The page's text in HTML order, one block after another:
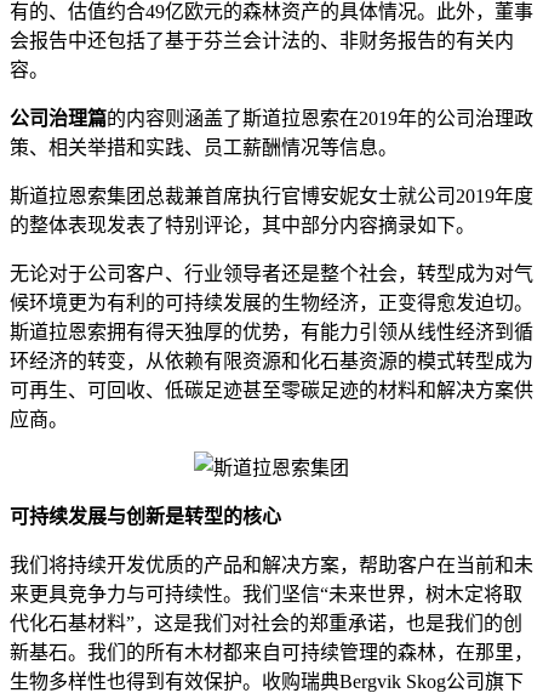
有的、估值约合49亿欧元的森林资产的具体情况。此外，董事
会报告中还包括了基于芬兰会计法的、非财务报告的有关内
容。
公司治理篇的内容则涵盖了斯道拉恩索在2019年的公司治理政
策、相关举措和实践、员工薪酬情况等信息。
斯道拉恩索集团总裁兼首席执行官博安妮女士就公司2019年度
的整体表现发表了特别评论，其中部分内容摘录如下。
无论对于公司客户、行业领导者还是整个社会，转型成为对气
候环境更为有利的可持续发展的生物经济，正变得愈发迫切。
斯道拉恩索拥有得天独厚的优势，有能力引领从线性经济到循
环经济的转变，从依赖有限资源和化石基资源的模式转型成为
可再生、可回收、低碳足迹甚至零碳足迹的材料和解决方案供
应商。
可持续发展与创新是转型的核心
我们将持续开发优质的产品和解决方案，帮助客户在当前和未
来更具竞争力与可持续性。我们坚信“未来世界，树木定将取
代化石基材料”，这是我们对社会的郑重承诺，也是我们的创
新基石。我们的所有木材都来自可持续管理的森林，在那里，
生物多样性也得到有效保护。收购瑞典Bergvik Skog公司旗下